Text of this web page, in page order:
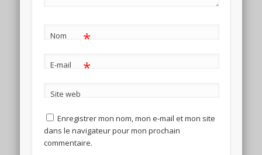
Nom *
E-mail *
Site web
Enregistrer mon nom, mon e-mail et mon site
dans le navigateur pour mon prochain
commentaire.